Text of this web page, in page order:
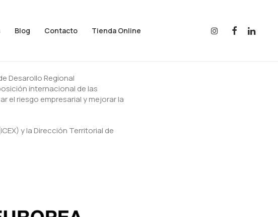
Blog Contacto Tienda Online
Desarollo Regional
internacional de las
el riesgo empresarial y mejorar la
y la Dirección Territorial de